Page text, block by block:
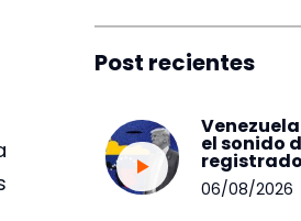
Post recientes
el sonido
06/08/2026